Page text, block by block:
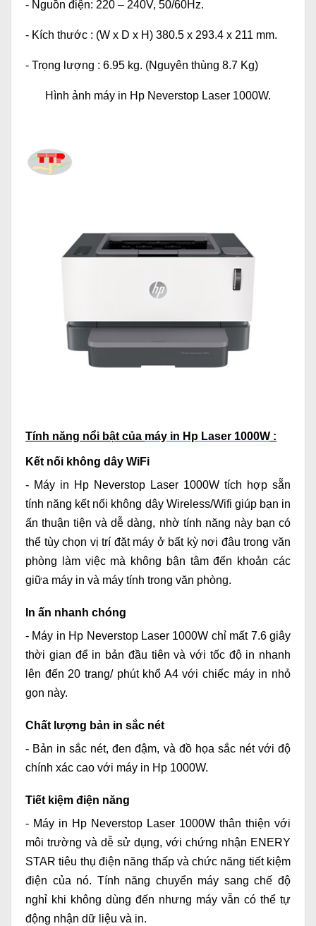
- Nguồn điện: 220 – 240V, 50/60Hz.
- Kích thước : (W x D x H) 380.5 x 293.4 x 211 mm.
- Trọng lượng : 6.95 kg. (Nguyên thùng 8.7 Kg)
Hình ảnh máy in Hp Neverstop Laser 1000W.
Tính năng nổi bật của máy in Hp Laser 1000W :
Kết nối không dây WiFi
- Máy in Hp Neverstop Laser 1000W tích hợp sẵn
tính năng kết nối không dây Wireless/Wifi giúp bạn in
ấn thuận tiện và dễ dàng, nhờ tính năng này bạn có
thể tùy chọn vị trí đặt máy ở bất kỳ nơi đâu trong văn
phòng làm việc mà không bận tâm đến khoản các
giữa máy in và máy tính trong văn phòng.
In ấn nhanh chóng
- Máy in Hp Neverstop Laser 1000W chỉ mất 7.6 giây
thời gian để in bản đầu tiên và với tốc độ in nhanh
lên đến 20 trang/ phút khổ A4 với chiếc máy in nhỏ
gọn này.
Chất lượng bản in sắc nét
- Bản in sắc nét, đen đậm, và đồ họa sắc nét với độ
chính xác cao với máy in Hp 1000W.
Tiết kiệm điện năng
- Máy in Hp Neverstop Laser 1000W thân thiện với
môi trường và dễ sử dụng, với chứng nhận ENERY
STAR tiêu thụ điện năng thấp và chức năng tiết kiệm
điện của nó. Tính năng chuyển máy sang chế độ
nghỉ khi không dùng đến nhưng máy vẫn có thể tự
động nhận dữ liệu và in.